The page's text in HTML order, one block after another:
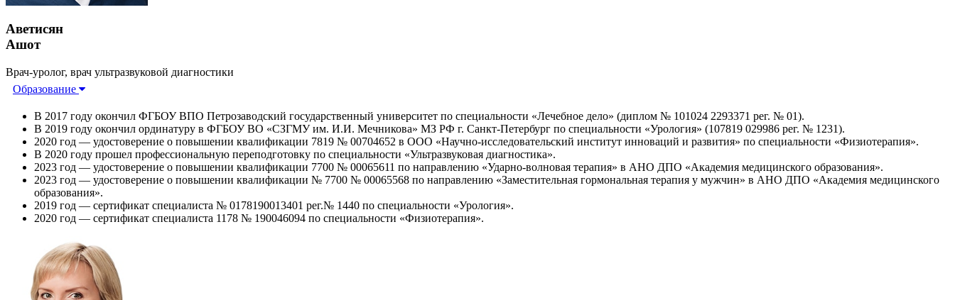
Аветисян
Ашот
Врач-уролог, врач ультразвуковой диагностики
Образование
В 2017 году окончил ФГБОУ ВПО Петрозаводский государственный университет по специальности «Лечебное дело» (диплом № 101024 2293371 рег. № 01).
В 2019 году окончил ординатуру в ФГБОУ ВО «СЗГМУ им. И.И. Мечникова» МЗ РФ г. Санкт-Петербург по специальности «Урология» (107819 029986 рег. № 1231).
2020 год — удостоверение о повышении квалификации 7819 № 00704652 в ООО «Научно-исследовательский институт инноваций и развития» по специальности «Физиотерапия».
В 2020 году прошел профессиональную переподготовку по специальности «Ультразвуковая диагностика».
2023 год — удостоверение о повышении квалификации 7700 № 00065611 по направлению «Ударно-волновая терапия» в АНО ДПО «Академия медицинского образования».
2023 год — удостоверение о повышении квалификации № 7700 № 00065568 по направлению «Заместительная гормональная терапия у мужчин» в АНО ДПО «Академия медицинского
образования».
2019 год — сертификат специалиста № 0178190013401 рег.№ 1440 по специальности «Урология».
2020 год — сертификат специалиста 1178 № 190046094 по специальности «Физиотерапия».